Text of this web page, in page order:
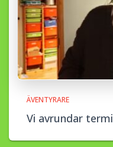
ÄVENTYRARE
Vi avrundar